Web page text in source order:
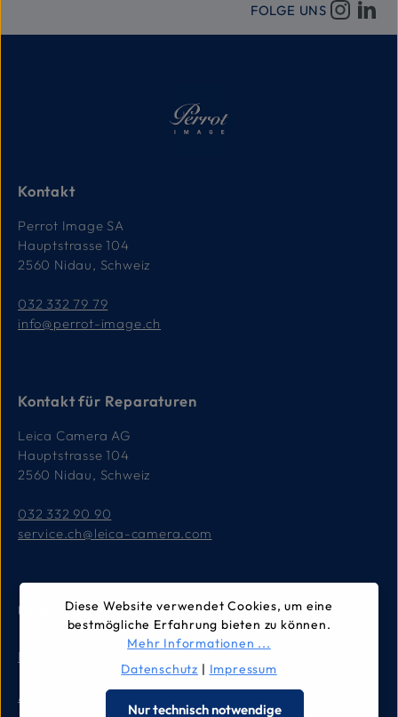
FOLGE UNS
Kontakt
Perrot Image SA
Hauptstrasse 104
2560 Nidau, Schweiz
032 332 79 79
info@perrot-image.ch
Kontakt für Reparaturen
Leica Camera AG
Hauptstrasse 104
2560 Nidau, Schweiz
032 332 90 90
service.ch@leica-camera.com
Unternehmen
Impressum
AGB
Diese Website verwendet Cookies, um eine
bestmögliche Erfahrung bieten zu können.
Mehr Informationen ...
Datenschutz | Impressum
Nur technisch notwendige